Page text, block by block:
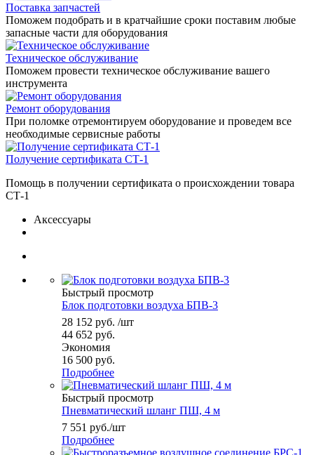
Поставка запчастей
Поможем подобрать и в кратчайшие сроки поставим любые
запасные части для оборудования
Техническое обслуживание
Поможем провести техническое обслуживание вашего
инструмента
Ремонт оборудования
При поломке отремонтируем оборудование и проведем все
необходимые сервисные работы
Получение сертификата СТ-1
Помощь в получении сертификата о происхождении товара
СТ-1
Аксессуары
Быстрый просмотр
Блок подготовки воздуха БПВ-3
28 152 руб. /шт
44 652 руб.
Экономия
16 500 руб.
Подробнее
Быстрый просмотр
Пневматический шланг ПШ, 4 м
7 551 руб./шт
Подробнее